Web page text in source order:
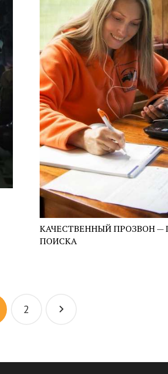
КАЧЕСТВЕННЫЙ ПРОЗВОН
ПОИСКА
2